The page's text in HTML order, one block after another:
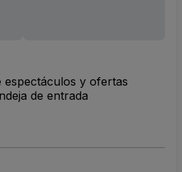
espectáculos y ofertas
de entrada